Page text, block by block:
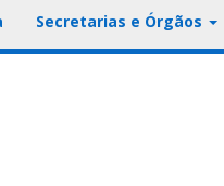
Secretarias e Órgãos